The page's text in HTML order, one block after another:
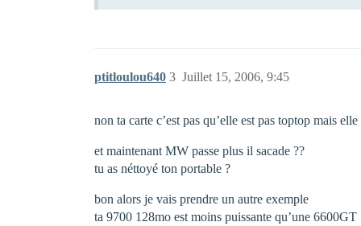
ptitloulou640 Juillet 15, 2006, 9:45
3
non ta carte c’est pas qu’elle est pas toptop mais
et maintenant MW passe plus il sacade ??
tu as néttoyé ton portable ?
bon alors je vais prendre un autre exemple
ta 9700 128mo est moins puissante qu’une